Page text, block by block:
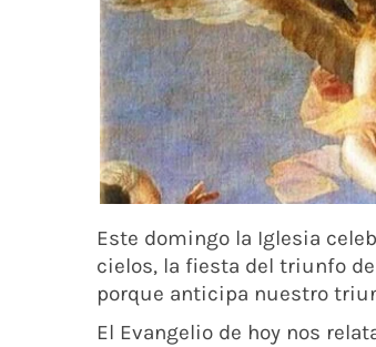
Este domingo la Iglesia
cielos, la fiesta del triunfo
porque anticipa nuestro
El Evangelio de hoy nos